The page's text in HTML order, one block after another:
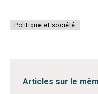
Politique et société
Articles sur le